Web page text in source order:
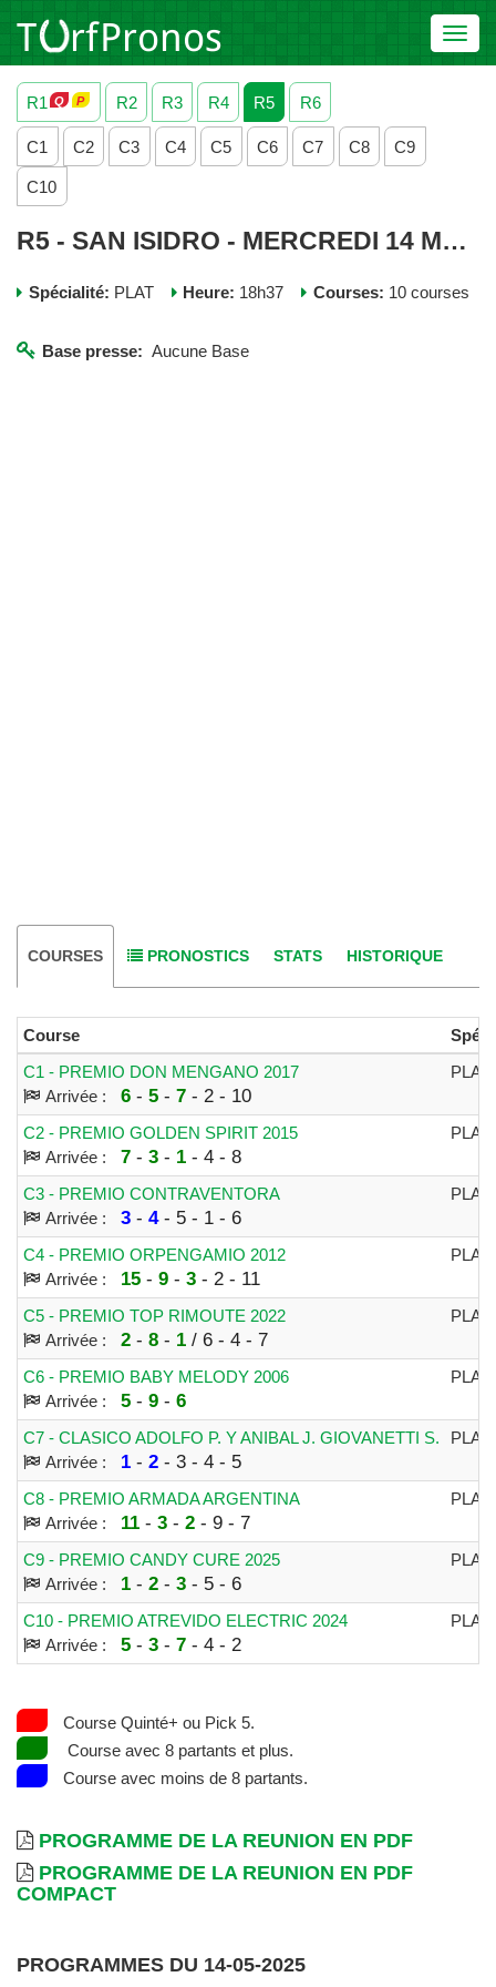
R1
R2 R3 R4 R5 R6
C1 C2 C3 C4 C5 C6 C7 C8 C9
C10
R5 - SAN ISIDRO - MERCREDI 14 MAI 2025
Spécialité: PLAT Heure: 18h37 Courses: 10 courses
Base presse: Aucune Base
COURSES PRONOSTICS STATS HISTORIQUE
Course
C1 - PREMIO DON MENGANO 2017
Arrivée :
6- 5- 7- 2 - 10
PLAT
C2 - PREMIO GOLDEN SPIRIT 2015
Arrivée :
7- 3- 1 - 4 - 8
PLAT
C3 - PREMIO CONTRAVENTORA
Arrivée :
3- 4- 5 - 1 - 6
PLAT
C4 - PREMIO ORPENGAMIO 2012
Arrivée :
15- 9- 3- 2 - 11
PLAT
C5 - PREMIO TOP RIMOUTE 2022
Arrivée :
2- 8- 1 / 6 - 4 - 7
PLAT
C6 - PREMIO BABY MELODY 2006
Arrivée :
5- 9- 6
PLAT
C7 - CLASICO ADOLFO P. Y ANIBAL J. GIOVANETTI S.
Arrivée :
1 - 2- 3 - 4 - 5
PLAT
C8 - PREMIO ARMADA ARGENTINA
Arrivée :
11 - 3- 2- 9 - 7
PLAT
C9 - PREMIO CANDY CURE 2025
Arrivée :
1 - 2- 3- 5 - 6
PLAT
C10 - PREMIO ATREVIDO ELECTRIC 2024
Arrivée :
5- 3- 7- 4 - 2
PLAT
Course Quinté+ ou Pick 5.
Course avec 8 partants et plus.
Course avec moins de 8 partants.
PROGRAMME DE LA REUNION EN PDF
PROGRAMME DE LA REUNION EN PDF
COMPACT
PROGRAMMES DU 14-05-2025